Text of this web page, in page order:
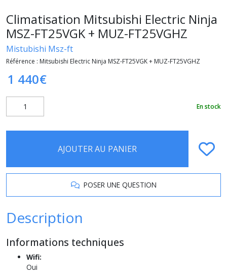
Climatisation Mitsubishi Electric Ninja
MSZ-FT25VGK + MUZ-FT25VGHZ
Mistubishi Msz-ft
Référence : Mitsubishi Electric Ninja MSZ-FT25VGK + MUZ-FT25VGHZ
1 440€
En stock
AJOUTER AU PANIER
POSER UNE QUESTION
Description
Informations techniques
Wifi:
Oui